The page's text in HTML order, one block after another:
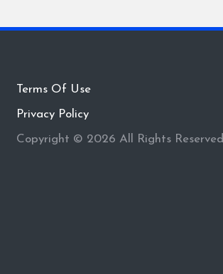
Terms Of Use
Privacy Policy
Copyright © 2026 All Rights Reserved